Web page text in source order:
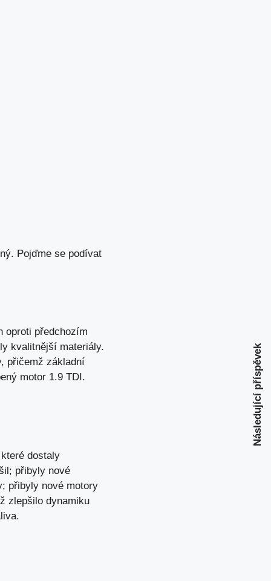
Pojďme se podívat
oproti předchozím
kvalitnější materiály.
přičemž základní
motor 1.9 TDI.
dostaly
přibyly nové
přibyly nové motory
zlepšilo dynamiku
Následující příspěvek